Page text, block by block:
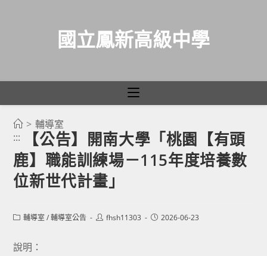
國立鳳新高級中學
> 輔導室
:::
【公告】開南大學「桃園【有頭
鹿】職能訓練場－115年度培養數
位新世代計畫」
Post輔導室 / 輔導室公告
Postfhsh11303
Post2026-06-23
說明：